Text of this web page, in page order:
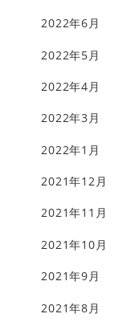
2022年6月
2022年5月
2022年4月
2022年3月
2022年1月
2021年12月
2021年11月
2021年10月
2021年9月
2021年8月